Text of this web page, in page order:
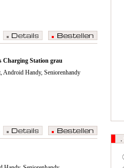
Charging Station grau
Android Handy, Seniorenhandy